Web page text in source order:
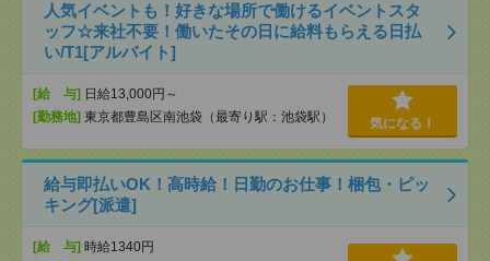
人気イベントも！好きな場所で働けるイベントスタ
ッフ☆来社不要！働いたその日に給料もらえる日払
い/T1[アルバイト]
[給 与] 日給13,000円～
[勤務地] 東京都豊島区南池袋（最寄り駅：池袋駅） 気になる！
給与即払いOK！高時給！日勤のお仕事！梱包・ピッ
キング[派遣]
[給 与] 時給1340円